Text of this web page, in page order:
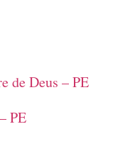
de Deus – PE
PE